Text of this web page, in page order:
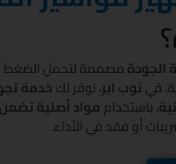
الجودةمصممة لتحمل الضغط
فيتوب اير، نوفر لكخدمة
، باستخداممواد أصلية
أو فقد في الأداء.